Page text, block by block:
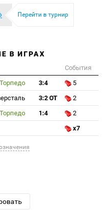
Перейти в турнир
В ИГРАХ
События
Торпедо 3:4
5
3:2 ОТ
2
Торпедо 1:4
2
x7